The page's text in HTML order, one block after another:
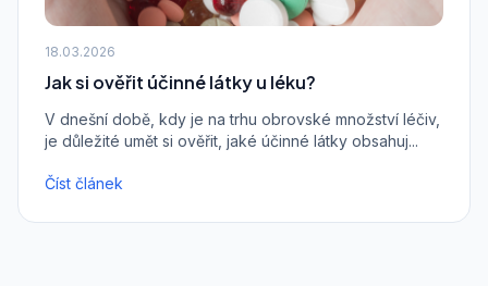
18.03.2026
Jak si ověřit účinné látky u léku?
V dnešní době, kdy je na trhu obrovské množství léčiv,
je důležité umět si ověřit, jaké účinné látky obsahuj...
Číst článek